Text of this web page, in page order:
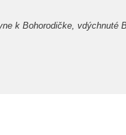
k Bohorodičke, vdýchnuté